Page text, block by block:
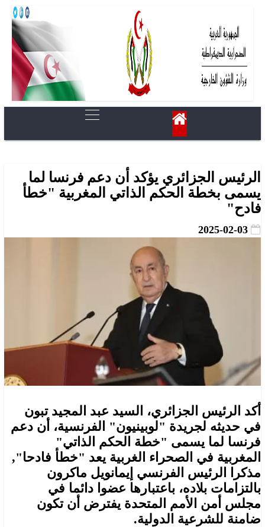
الرئيس الجزائري يؤكد أن دعم فرنسا لما
يسمى بخطة الحكم الذاتي المغربية "خطأ
فادح"
2025-02-03
أكد الرئيس الجزائري، السيد عبد المجيد تبون
في حديثه لجريدة "لوبينيون" الفرنسية، أن دعم
فرنسا لما يسمى "خطة الحكم الذاتي"
المغربية في الصحراء الغربية يعد "خطأ فادحا",
مذكرا الرئيس الفرنسي إيمانويل ماكرون
بالتزامات بلاده، باعتبارها عضوا دائما في
مجلس أمن الأمم المتحدة يفترض أن تكون
ضامنة للشرعية الدولية.